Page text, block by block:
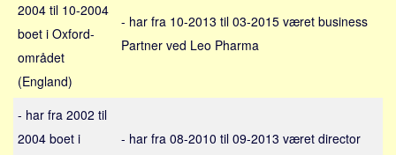
Nøgleord
Bolig
Job
Virksomhed
Investering
2004 til 10-2004
boet i Oxford-
området
(England)
- har fra 10-2013 til 03-2015 været business
Partner ved Leo Pharma
- har fra 2002 til
2004 boet i
- har fra 08-2010 til 09-2013 været director